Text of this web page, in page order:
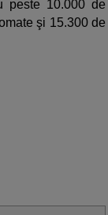
peste 10.000 de
şi 15.300 de